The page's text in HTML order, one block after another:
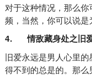
对于这种情况，那么
频，当然，你可以说是
4. 情敌藏身处之旧
旧爱永远是男人心里的
得不到的总是的。那么